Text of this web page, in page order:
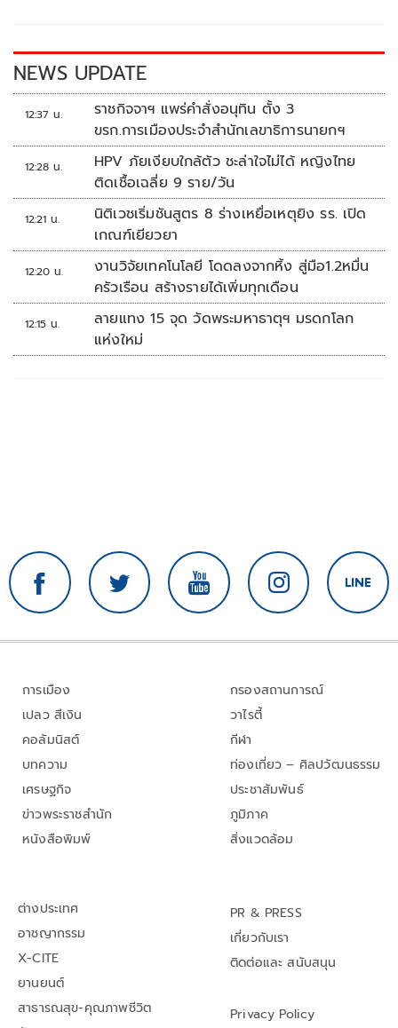
k k
NEWS UPDATE
12:37 น.
ราชกิจจาฯ แพร่คำสั่งอนุทิน ตั้ง 3
ขรก.การเมืองประจำสำนักเลขาธิการนายกฯ
12:28 น.
HPV ภัยเงียบใกล้ตัว ชะล่าใจไม่ได้ หญิงไทย
ติดเชื้อเฉลี่ย 9 ราย/วัน
12:21 น.
นิติเวชเริ่มชันสูตร 8 ร่างเหยื่อเหตุยิง รร. เปิด
เกณฑ์เยียวยา
12:20 น.
งานวิจัยเทคโนโลยี โดดลงจากหิ้ง สู่มือ1.2หมื่น
ครัวเรือน สร้างรายได้เพิ่มทุกเดือน
12:15 น.
ลายแทง 15 จุด วัดพระมหาธาตุฯ มรดกโลก
แห่งใหม่
การเมือง
เปลว สีเงิน
คอลัมนิสต์
บทความ
เศรษฐกิจ
ข่าวพระราชสำนัก
หนังสือพิมพ์
กรองสถานการณ์
วาไรตี้
กีฬา
ท่องเที่ยว – ศิลปวัฒนธรรม
ประชาสัมพันธ์
ภูมิภาค
สิ่งแวดล้อม
ต่างประเทศ
อาชญากรรม
X-CITE
ยานยนต์
สาธารณสุข-คุณภาพชีวิต
PR & PRESS
เกี่ยวกับเรา
ติดต่อและ สนับสนุน
Privacy Policy